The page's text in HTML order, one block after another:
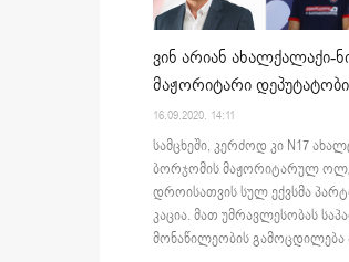
ვინ არიან ახალქალაქი-
მაჟორიტარი
16.09.2020. 14:11
სამცხეში, კერძოდ კი N17
ბორჯომის მაჟორიტარულ
დროისათვის სულ ექვსმა
კაცია. მათ უმრავლესობას
მონაწილეობის გამოცდილება